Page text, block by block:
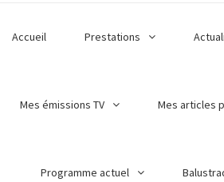
Accueil Prestations
Mes émissions TV Mes articles
Programme actuel